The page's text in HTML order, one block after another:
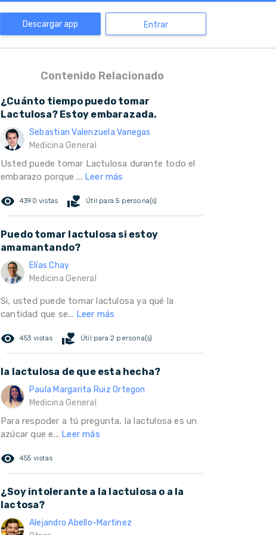
Descargar app Entrar
Contenido Relacionado
¿Cuánto tiempo puedo tomar
Lactulosa? Estoy embarazada.
Sebastian Valenzuela Vanegas
Medicina General
Usted puede tomar Lactulosa durante todo el
embarazo porque ... Leer más
remove_red_eye 4390 vistas volunteer_activism Útil para 5 persona(s)
Puedo tomar lactulosa si estoy
amamantando?
Elías Chay
Medicina General
Si, usted puede tomar lactulosa ya qué la
cantidad que se... Leer más
remove_red_eye 453 vistas volunteer_activism Útil para 2 persona(s)
la lactulosa de que esta hecha?
Paula Margarita Ruiz Ortegon
Medicina General
Para respoder a tú pregunta, la lactulosa es un
azúcar que e... Leer más
remove_red_eye 455 vistas
¿Soy intolerante a la lactulosa o a la
lactosa?
Alejandro Abello-Martinez